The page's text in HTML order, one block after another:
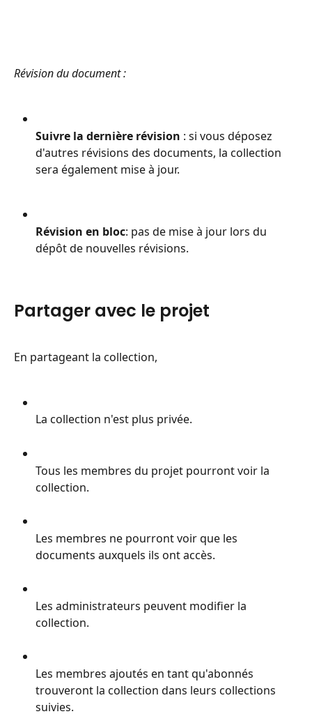
Révision du document :
Suivre la dernière révision : si vous déposez
d'autres révisions des documents, la collection
sera également mise à jour.
Révision en bloc: pas de mise à jour lors du
dépôt de nouvelles révisions.
Partager avec le projet
En partageant la collection,
La collection n'est plus privée.
Tous les membres du projet pourront voir la
collection.
Les membres ne pourront voir que les
documents auxquels ils ont accès.
Les administrateurs peuvent modifier la
collection.
Les membres ajoutés en tant qu'abonnés
trouveront la collection dans leurs collections
suivies.